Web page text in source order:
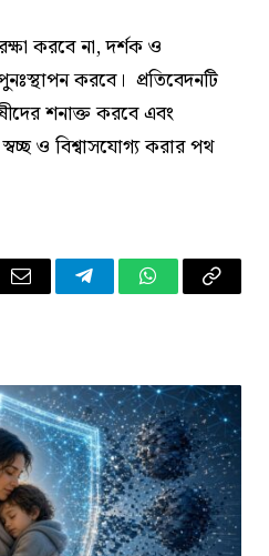
করবে না, দর্শক ও
করবে। প্রতিবেদনটি
শনাক্ত করবে এবং
ও বিশ্বাসযোগ্য করার পথ
Email TelegramWhatsApp
Copy